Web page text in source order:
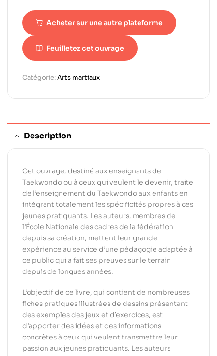
Acheter sur une autre plateforme
Feuilletez cet ouvrage
Catégorie:Arts martiaux
Description
Cet ouvrage, destiné aux enseignants de
Taekwondo ou à ceux qui veulent le devenir, traite
de l’enseignement du Taekwondo aux enfants en
intégrant totalement les spécificités propres à ces
jeunes pratiquants. Les auteurs, membres de
l’École Nationale des cadres de la fédération
depuis sa création, mettent leur grande
expérience au service d’une pédagogie adaptée à
ce public qui a fait ses preuves sur le terrain
depuis de longues années.
L’objectif de ce livre, qui contient de nombreuses
fiches pratiques illustrées de dessins présentant
des exemples des jeux et d’exercices, est
d’apporter des idées et des informations
concrètes à ceux qui veulent transmettre leur
passion aux jeunes pratiquants. Les auteurs